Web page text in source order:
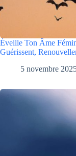
Éveille Ton Âme
Guérissent,
5 novembre